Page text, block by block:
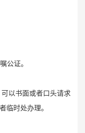
证。
书面或者口头请求
临时处办理。